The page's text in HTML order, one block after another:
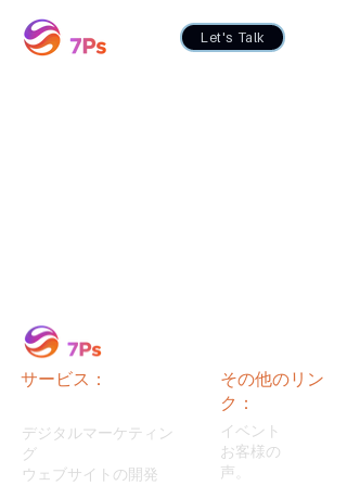
Let's Talk
サービス：
デジタルマーケティン
グ
ウェブサイトの開発
その他のリン
ク：
イベント
お客様の
声。